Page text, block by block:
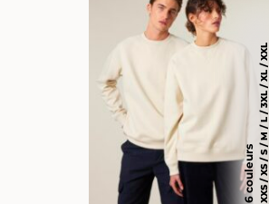
6 couleursXXS / XS / S / M / L / 3XL / XL / XXL